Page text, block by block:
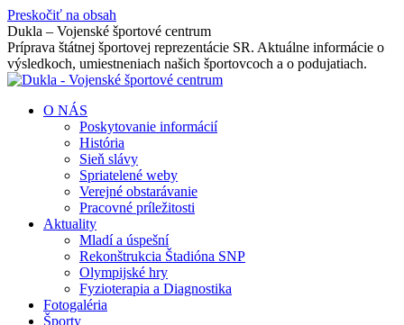
Preskočiť na obsah
Dukla – Vojenské športové centrum
Príprava štátnej športovej reprezentácie SR. Aktuálne informácie o
výsledkoch, umiestneniach našich športovcoch a o podujatiach.
O NÁS
Poskytovanie informácií
História
Sieň slávy
Spriatelené weby
Verejné obstarávanie
Pracovné príležitosti
Aktuality
Mladí a úspešní
Rekonštrukcia Štadióna SNP
Olympijské hry
Fyzioterapia a Diagnostika
Fotogaléria
Športy